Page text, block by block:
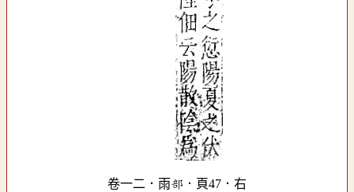
卷一二．雨部．頁47．右